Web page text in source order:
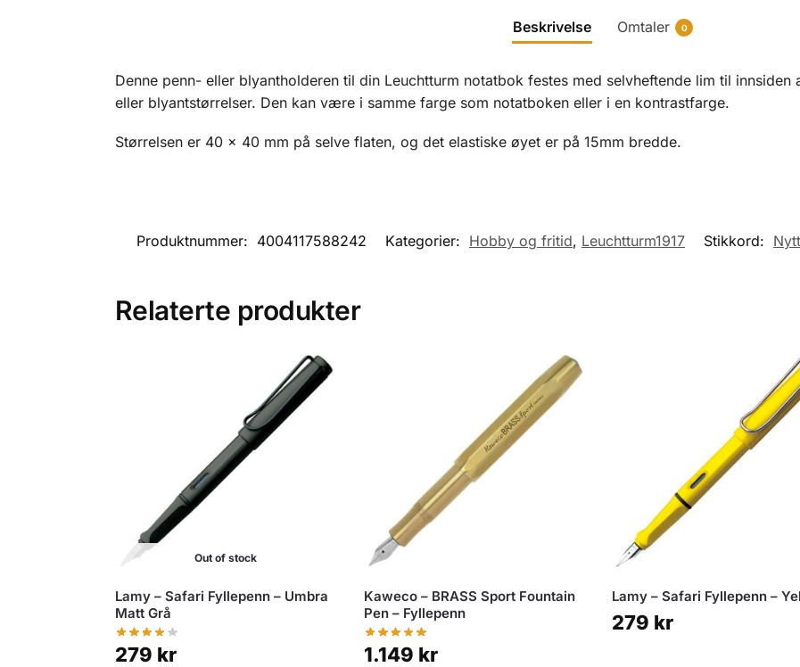
Beskrivelse Omtaler 0
Denne penn- eller blyantholderen til din Leuchtturm notatbok festes med selvheftende lim til
eller blyantstørrelser. Den kan være i samme farge som notatboken eller i en kontrastfarge.
Størrelsen er 40 x 40 mm på selve flaten, og det elastiske øyet er på 15mm bredde.
Produktnummer: 4004117588242 Kategorier: Hobby og fritid, Leuchtturm1917 Stikkord:
Relaterte produkter
Out of stock
Lamy – Safari Fyllepenn – Umbra
Matt Grå
279 kr
Kaweco – BRASS Sport Fountain
Pen – Fyllepenn
1.149 kr
Lamy – Safari Fyllepenn –
279 kr